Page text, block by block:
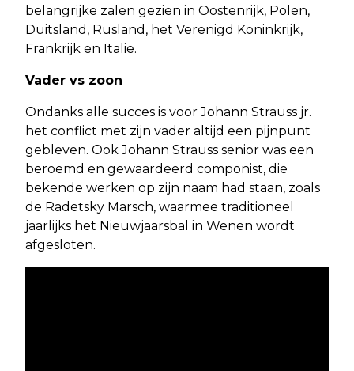
belangrijke zalen gezien in Oostenrijk, Polen,
Duitsland, Rusland, het Verenigd Koninkrijk,
Frankrijk en Italië.
Vader vs zoon
Ondanks alle succes is voor Johann Strauss jr.
het conflict met zijn vader altijd een pijnpunt
gebleven. Ook Johann Strauss senior was een
beroemd en gewaardeerd componist, die
bekende werken op zijn naam had staan, zoals
de Radetsky Marsch, waarmee traditioneel
jaarlijks het Nieuwjaarsbal in Wenen wordt
afgesloten.